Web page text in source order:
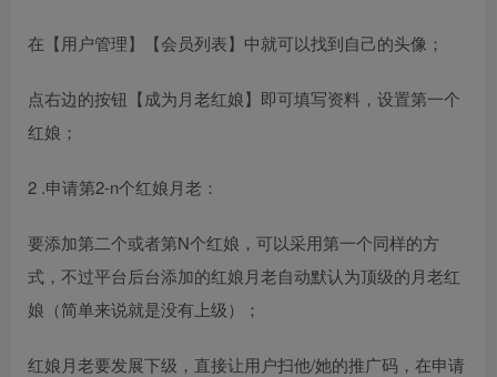
在【用户管理】【会员列表】中就可以找到自己的头像；
点右边的按钮【成为月老红娘】即可填写资料，设置第一个
红娘；
2 .申请第2-n个红娘月老：
要添加第二个或者第N个红娘，可以采用第一个同样的方
式，不过平台后台添加的红娘月老自动默认为顶级的月老红
娘（简单来说就是没有上级）；
红娘月老要发展下级，直接让用户扫他/她的推广码，在申请